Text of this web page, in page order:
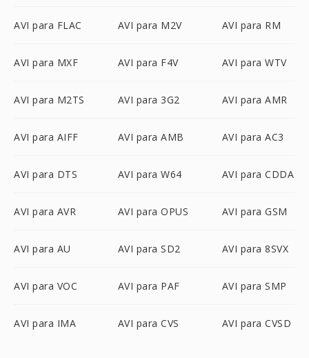
AVI para FLAC AVI para M2V AVI para RM
AVI para MXF AVI para F4V AVI para WTV
AVI para M2TS AVI para 3G2 AVI para AMR
AVI para AIFF AVI para AMB AVI para AC3
AVI para DTS AVI para W64 AVI para CDDA
AVI para AVR AVI para OPUS AVI para GSM
AVI para AU AVI para SD2 AVI para 8SVX
AVI para VOC AVI para PAF AVI para SMP
AVI para IMA AVI para CVS AVI para CVSD